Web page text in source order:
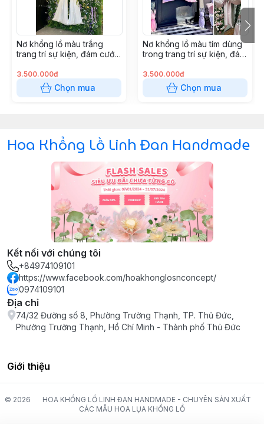
Nơ khổng lồ màu trắng
trang trí sự kiện, đám cưới
3.500.000đ
Chọn mua
Nơ khổng lồ màu tím dùng
trong trang trí sự kiện, đám
3.500.000đ
Chọn mua
Hoa Khổng Lồ Linh Đan Handmade
Kết nối với chúng tôi
+84974109101
https://www.facebook.com/hoakhonglosnconcept/
0974109101
Địa chỉ
74/32 Đường số 8, Phường Trường Thạnh, TP. Thủ Đức,
Phường Trường Thạnh, Hồ Chí Minh - Thành phố Thủ Đức
Giới thiệu
© 2026
HOA KHỔNG LỒ LINH ĐAN HANDMADE - CHUYÊN SẢN XUẤT
CÁC MẪU HOA LỤA KHỔNG LỒ